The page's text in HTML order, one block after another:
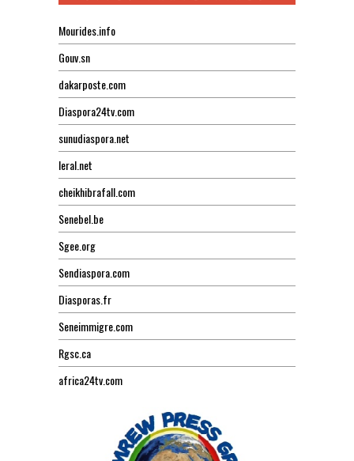
Mourides.info
Gouv.sn
dakarposte.com
Diaspora24tv.com
sunudiaspora.net
leral.net
cheikhibrafall.com
Senebel.be
Sgee.org
Sendiaspora.com
Diasporas.fr
Seneimmigre.com
Rgsc.ca
africa24tv.com